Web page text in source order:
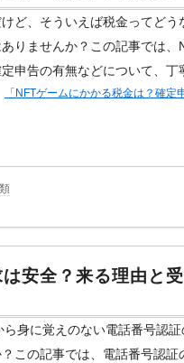
ど、そういえば税金ってど
りませんか？この記事では
申告の有無などについて、丁
「NFTゲームにかかる税金は？確
安全？来る理由と
ら身に覚えのない電話番号認
この記事では、電話番号認